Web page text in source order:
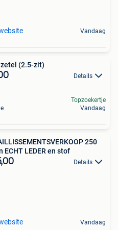
Vandaag
zetel (2.5-zit)
Details
Topzoekertje
Vandaag
250
ECHT LEDER en stof
Details
Vandaag